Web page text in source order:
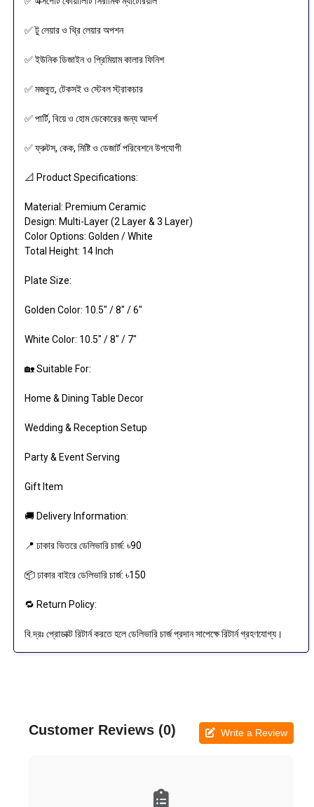
✅ টু লেয়ার ও থ্রি লেয়ার অপশন
✅ ইউনিক ডিজাইন ও প্রিমিয়াম কালার ফিনিশ
✅ মজবুত, টেকসই ও স্টেবল স্ট্রাকচার
✅ পার্টি, বিয়ে ও হোম ডেকোরের জন্য আদর্শ
✅ ফ্রুটস, কেক, মিষ্টি ও ডেজার্ট পরিবেশনে উপযোগী
📐 Product Specifications:
Material: Premium Ceramic
Design: Multi-Layer (2 Layer & 3 Layer)
Color Options: Golden / White
Total Height: 14 Inch
Plate Size:
Golden Color: 10.5" / 8" / 6"
White Color: 10.5" / 8" / 7"
🏡 Suitable For:
Home & Dining Table Decor
Wedding & Reception Setup
Party & Event Serving
Gift Item
🚚 Delivery Information:
📍 ঢাকার ভিতরে ডেলিভারি চার্জ: ৳90
📦 ঢাকার বাইরে ডেলিভারি চার্জ: ৳150
🔁 Return Policy:
বি.দ্রঃ প্রোডাক্ট রিটার্ন করতে হলে ডেলিভারি চার্জ প্রদান সাপেক্ষে রিটার্ন গ্রহণযোগ্য।
Customer Reviews (0) Write a Review